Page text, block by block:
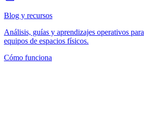
Blog y recursos
Análisis, guías y aprendizajes operativos para
equipos de espacios físicos.
Cómo funciona